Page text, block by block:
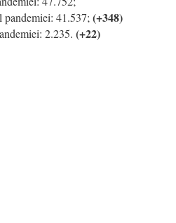
41.537; (+348)
2.235. (+22)